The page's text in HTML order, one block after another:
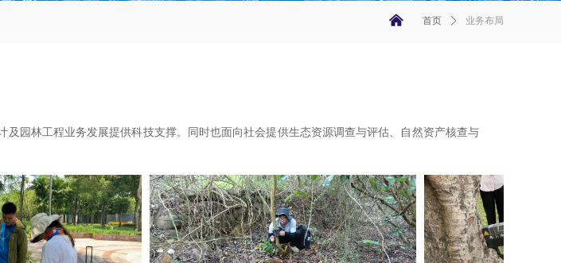
낀 首页 ꄲ 业务布局
园林工程业务发展提供科技支撑。同时也面向社会提供生态资源调查与评估、自然资产核查与